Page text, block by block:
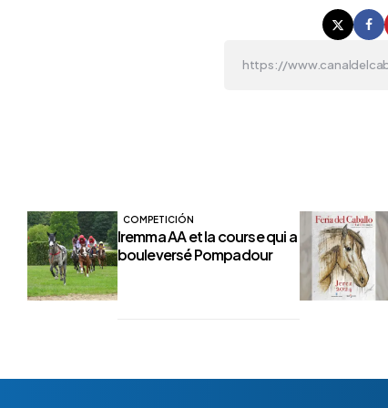
COMPETICIÓN
Iremma AA et la course qui a
bouleversé Pompadour